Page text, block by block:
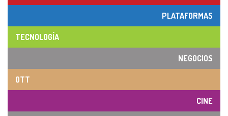
PLATAFORMAS
TECNOLOGÍA
NEGOCIOS
OTT
CINE